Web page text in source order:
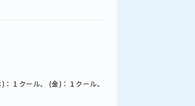
１クール、 (金)：１クール、